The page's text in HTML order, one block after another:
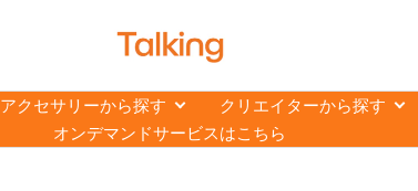
キ
グ
アクセサリーから探す クリエイターから探す
オンデマンドサービスはこちら